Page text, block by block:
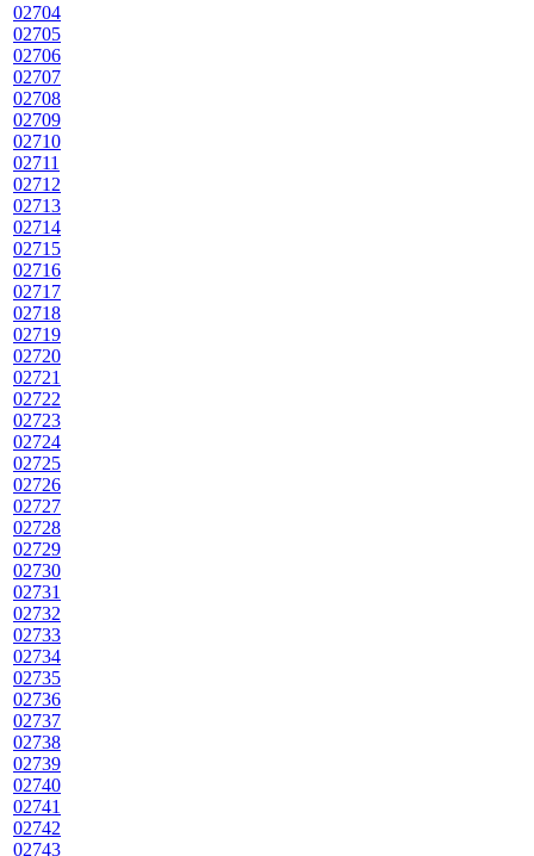
02704
02705
02706
02707
02708
02709
02710
02711
02712
02713
02714
02715
02716
02717
02718
02719
02720
02721
02722
02723
02724
02725
02726
02727
02728
02729
02730
02731
02732
02733
02734
02735
02736
02737
02738
02739
02740
02741
02742
02743